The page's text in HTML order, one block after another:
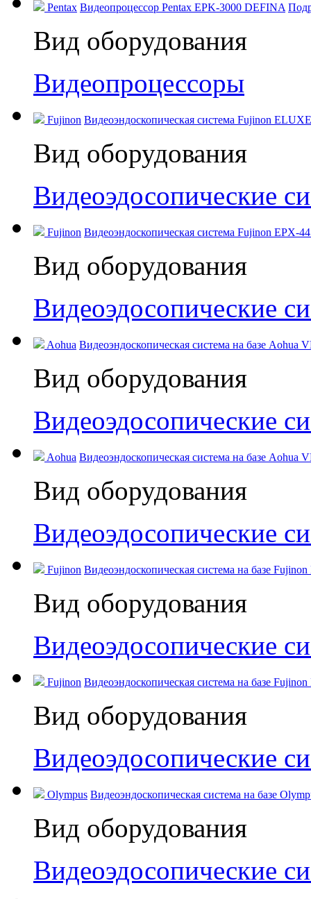
Pentax Видеопроцессор Pentax EPK‑3000 DEFINA
Вид оборудования
Видеопроцессоры
Fujinon Видеоэндоскопическая система Fujinon
Вид оборудования
Видеоэдосопические
Fujinon Видеоэндоскопическая система Fujinon EPX-
Вид оборудования
Видеоэдосопические
Aohua Видеоэндоскопическая система на базе Aohua
Вид оборудования
Видеоэдосопические
Aohua Видеоэндоскопическая система на базе Aohua
Вид оборудования
Видеоэдосопические
Fujinon Видеоэндоскопическая система на базе
Вид оборудования
Видеоэдосопические
Fujinon Видеоэндоскопическая система на базе
Вид оборудования
Видеоэдосопические
Olympus Видеоэндоскопическая система на базе
Вид оборудования
Видеоэдосопические